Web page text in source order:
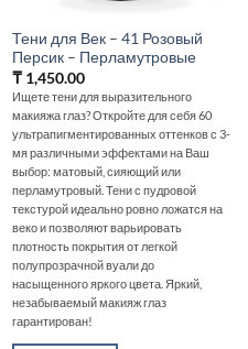
Тени для Век – 41 Розовый
Персик – Перламутровые
₸1,450.00
Ищете тени для выразительного
макияжа глаз? Откройте для себя 60
ультрапигментированных оттенков с 3-
мя различными эффектами на Ваш
выбор: матовый, сияющий или
перламутровый. Тени с пудровой
текстурой идеально ровно ложатся на
веко и позволяют варьировать
плотность покрытия от легкой
полупрозрачной вуали до
насыщенного яркого цвета. Яркий,
незабываемый макияж глаз
гарантирован!